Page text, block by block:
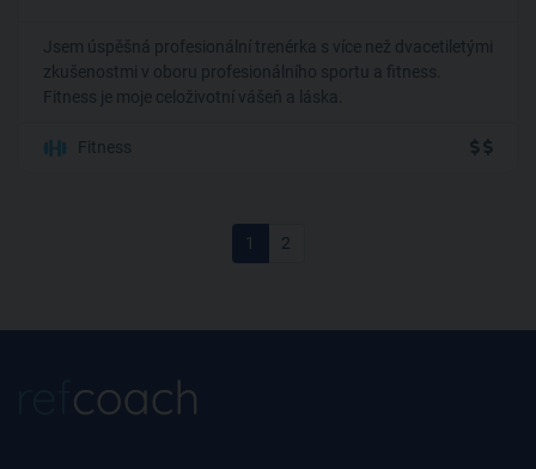
Jsem úspěšná profesionální trenérka s více než dvacetiletými
zkušenostmi v oboru profesionálního sportu a fitness.
Fitness je moje celoživotní vášeň a láska.
Fitness
1 2